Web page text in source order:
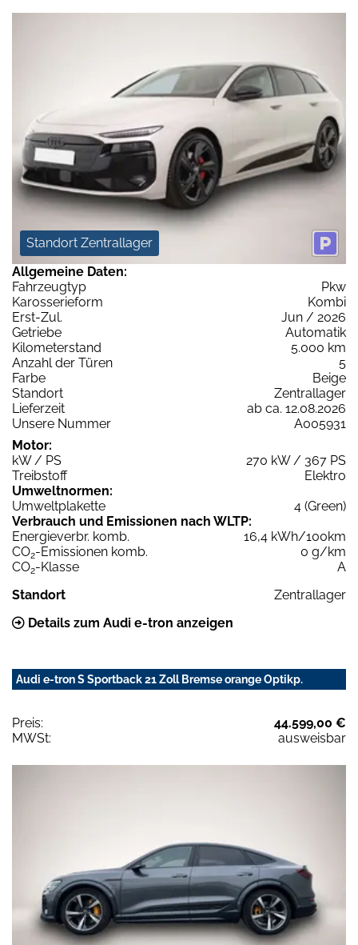
Standort Zentrallager
Allgemeine Daten:
Fahrzeugtyp
Pkw
Karosserieform
Kombi
Erst-Zul.
Jun / 2026
Getriebe
Automatik
Kilometerstand
5.000 km
Anzahl der Türen
5
Farbe
Beige
Standort
Zentrallager
Lieferzeit
ab ca. 12.08.2026
Unsere Nummer
A005931
Motor:
kW / PS
270 kW / 367 PS
Treibstoff
Elektro
Umweltnormen:
Umweltplakette
4 (Green)
Verbrauch und Emissionen nach WLTP:
Energieverbr. komb.
16,4 kWh/100km
CO2-Emissionen komb.
0 g/km
CO2-Klasse
A
Standort
Zentrallager
Details zum Audi e-tron anzeigen
Audi e-tron S Sportback 21 Zoll Bremse orange Optikp.
Preis:
44.599,00 €
MWSt:
ausweisbar